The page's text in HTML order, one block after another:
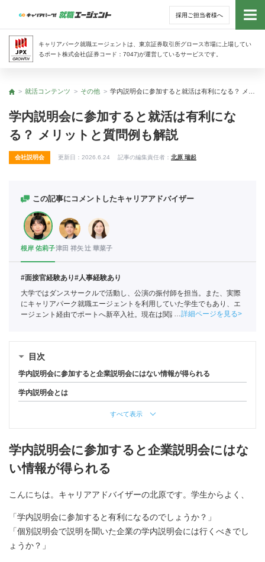
採用ご担当者様へ
キャリアパーク就職エージェントは、東京証券取引所グロース市場に上場してい
るポート株式会社(証券コード：7047)が運営しているサービスです。
トッ
トップ
就活コンテンツ その他
学内説明会に参加すると就活は有利にな
る？ メリットと質問例も解説
会社説明会 更新日： 2026.6.24 記事の編集責任者： 北原 瑞起
この記事にコメントしたキャリアアドバイザー
根岸 佑莉子津田 祥矢辻 華菜子
#面接官経験あり#人事経験あり
大学ではダンスサークルで活動し、公演の振付師を担当。また、実際
にキャリアパーク就職エージェントを利用していた学生でもあり、エ
ージェント経由でポートへ新卒入社。現在は関西の学生への支援を中
詳細ページを見る
目次
学内説明会に参加すると企業説明会にはない情報が得られる
学内説明会とは
すべて表示
学内説明会に参加すると企業説明会にはな
い情報が得られる
こんにちは。キャリアアドバイザーの北原です。学生からよく、
「学内説明会に参加すると有利になるのでしょうか？」
「個別説明会で説明を聞いた企業の学内説明会には行くべきでし
ょうか？」